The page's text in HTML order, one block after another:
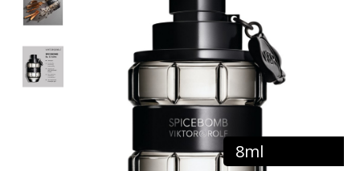
8ml